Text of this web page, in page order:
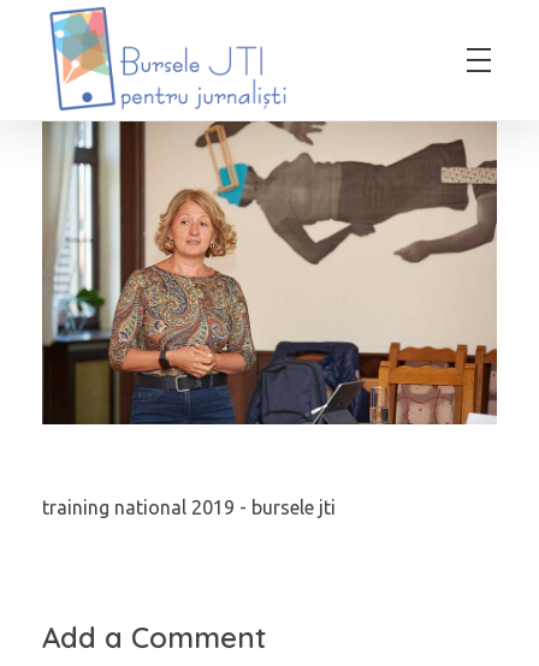
Bursele JTI pentru Jurnalisti
training national 2019 - bursele jti
Add a Comment